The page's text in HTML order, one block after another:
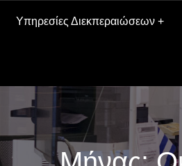
Υπηρεσίες Διεκπεραιώσεων